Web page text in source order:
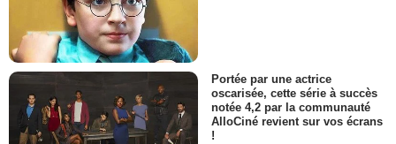
Portée par une actrice
oscarisée, cette série à succès
notée 4,2 par la communauté
AlloCiné revient sur vos écrans
!